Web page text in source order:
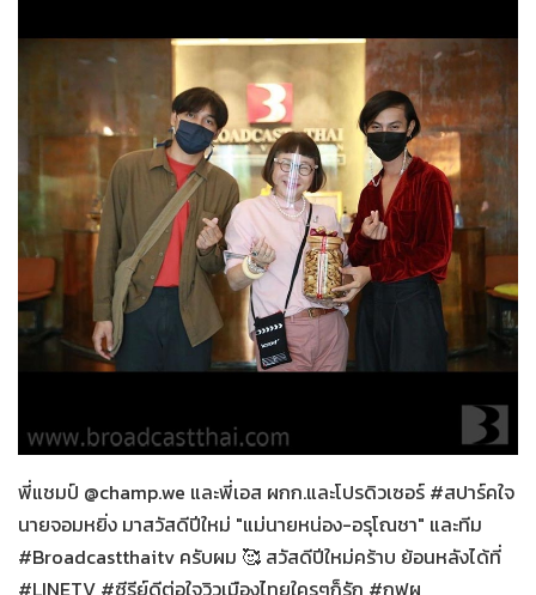
12-02-2564 สปาร์คใจนายจอมหยิ่ง
พี่แชมป์ @champ.we และพี่เอส ผกก.และโปรดิวเซอร์ #สปาร์คใจ
นายจอมหยิ่ง มาสวัสดีปีใหม่ "แม่นายหน่อง-อรุโณชา" และทีม
#Broadcastthaitv ครับผม 🥰 สวัสดีปีใหม่คร้าบ ย้อนหลังได้ที่
#LINETV #ซีรีย์ดีต่อใจวิวเมืองไทยใครๆก็รัก #กฟผ